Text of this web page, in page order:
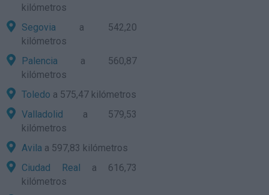
kilómetros
Segovia a 542,20
kilómetros
Palencia a 560,87
kilómetros
Toledo a 575,47 kilómetros
Valladolid a 579,53
kilómetros
Avila a 597,83 kilómetros
Ciudad Real a 616,73
kilómetros